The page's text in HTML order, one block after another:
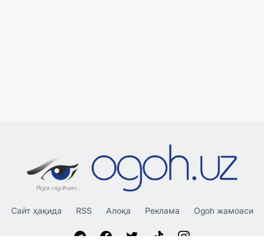
Сайт ҳақида RSS Алоқа Реклама Ogoh жамоаси